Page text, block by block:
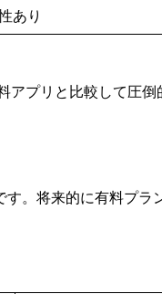
あり
プリと比較して圧倒
。将来的に有料プ